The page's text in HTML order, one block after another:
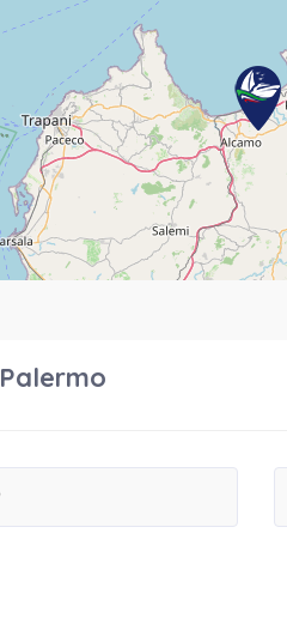
Palermo